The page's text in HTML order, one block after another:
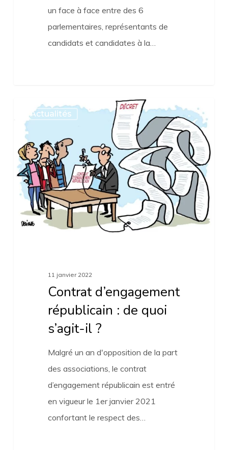
un face à face entre des 6
parlementaires, représentants de
candidats et candidates à la…
Contrat
d’engagement
républicain
de
quoi
s’agit-
Actualités
11 janvier 2022
Contrat d’engagement
républicain : de quoi
s’agit-il ?
Malgré un an d'opposition de la part
des associations, le contrat
d’engagement républicain est entré
en vigueur le 1er janvier 2021
confortant le respect des…